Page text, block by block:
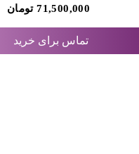
71,500,000 تومان
تماس برای خرید